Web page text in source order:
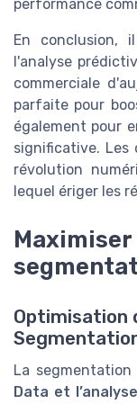
performance
En conclusion,
l'analyse
commerciale
parfaite pour
également pour
significative.
révolution
lequel ériger les
Maximiser
Optimisation
La
Data et